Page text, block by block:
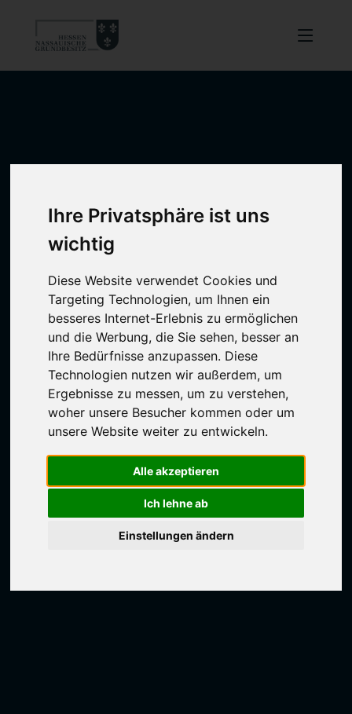
Ihre Privatsphäre ist uns
wichtig
Diese Website verwendet Cookies und
Targeting Technologien, um Ihnen ein
besseres Internet-Erlebnis zu ermöglichen
und die Werbung, die Sie sehen, besser an
Ihre Bedürfnisse anzupassen. Diese
Technologien nutzen wir außerdem, um
Ergebnisse zu messen, um zu verstehen,
woher unsere Besucher kommen oder um
unsere Website weiter zu entwickeln.
Alle akzeptieren
Ich lehne ab
Einstellungen ändern